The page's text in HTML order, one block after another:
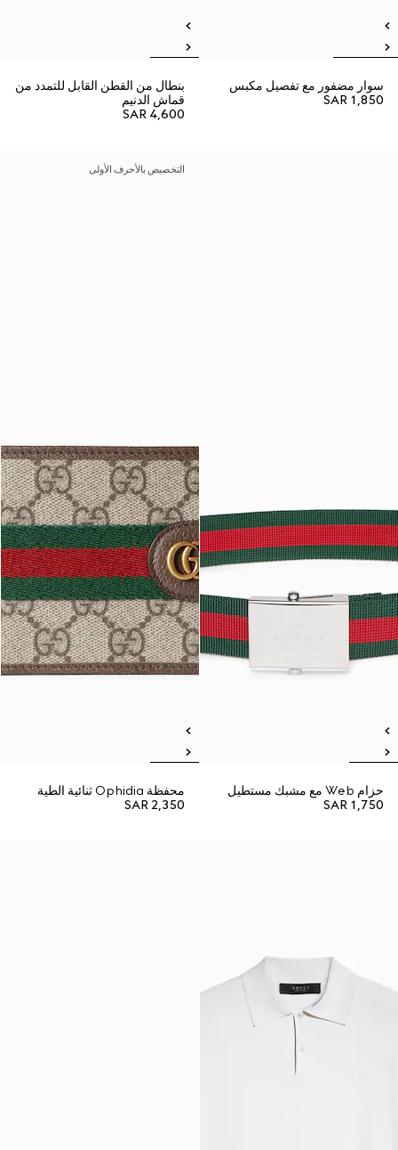
سوار مضفور مع تفصيل مكبس
SAR 1,850
بنطال من القطن القابل للتمدد من
قماش الدنيم
SAR 4,600
حزام Web مع مشبك مستطيل
SAR 1,750
التخصيص بالأحرف الأولى
محفظة Ophidia ثنائية الطية
SAR 2,350